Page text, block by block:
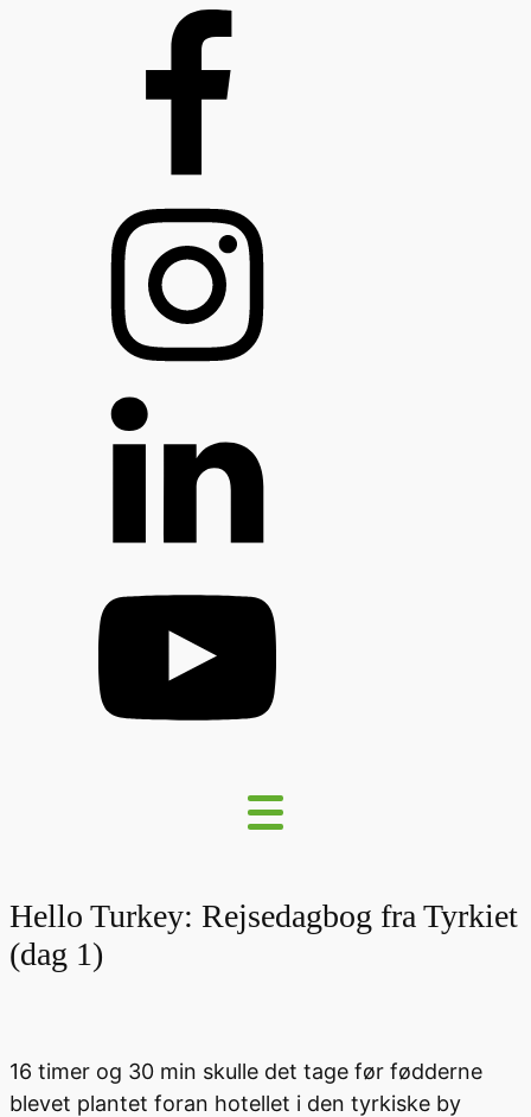
Hello Turkey: Rejsedagbog fra Tyrkiet
(dag 1)
16 timer og 30 min skulle det tage før fødderne
blevet plantet foran hotellet i den tyrkiske by